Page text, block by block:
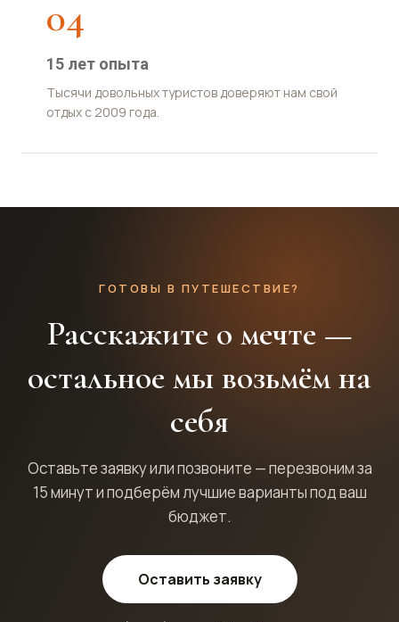
04
15 лет опыта
Тысячи довольных туристов доверяют нам свой
отдых с 2009 года.
ГОТОВЫ В ПУТЕШЕСТВИЕ?
Расскажите о мечте —
остальное мы возьмём на
себя
Оставьте заявку или позвоните — перезвоним за
15 минут и подберём лучшие варианты под ваш
бюджет.
Оставить заявку